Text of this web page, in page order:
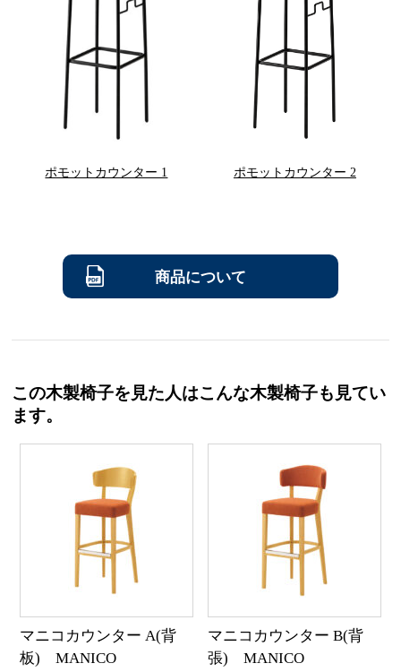
ポモットカウンター 1 ポモットカウンター 2
商品について
この木製椅子を見た人はこんな木製椅子も見てい
ます。
マニコカウンター A(背
板) MANICO
マニコカウンター B(背
張) MANICO